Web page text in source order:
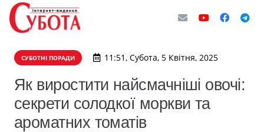
СУБОТНІ ПОРАДИ 11:51, Субота, 5 Квітня, 2025
Як виростити найсмачніші овочі:
секрети солодкої моркви та
ароматних томатів